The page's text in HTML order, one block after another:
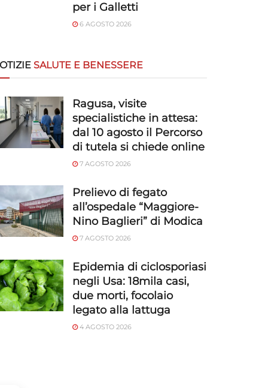
per i Galletti
6 AGOSTO 2026
SALUTE E BENESSERE
Ragusa, visite
specialistiche in attesa:
dal 10 agosto il Percorso
di tutela si chiede online
7 AGOSTO 2026
Prelievo di fegato
all’ospedale “Maggiore-
Nino Baglieri” di Modica
7 AGOSTO 2026
Epidemia di ciclosporiasi
negli Usa: 18mila casi,
due morti, focolaio
legato alla lattuga
4 AGOSTO 2026